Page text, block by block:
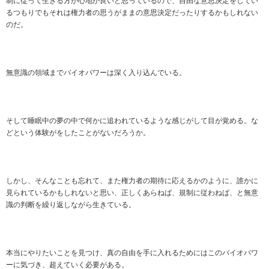
るつもりでもそれは権力者の思うがままの意思決定だったりするかもしれない
のだ。
無意識の領域までバイオパワーは深く入り込んでいる。
そして睡眠中の夢の中で何かに追われているような感じがして目が覚める。な
どという体験がをしたことがないだろうか。
しかし、そんなことも忘れて、また権力者の期待に応えるかのように、誰かに
見られているかもしれないと思い、正しくあらねば、規制に従わねば、と無意
識の判断を繰り返しながら生きている。
本当にやりたいことを見つけ、真の自由を手に入れるためにはこのバイオパワ
ーに気づき、超えていく必要がある。